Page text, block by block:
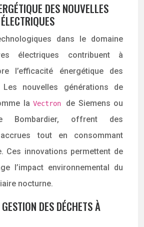
DES NOUVELLES
dans le domaine
électriques contribuent à
l’efficacité énergétique des
nouvelles générations de
la Vectron de Siemens ou
Bombardier, offrent des
tout en consommant
Ces innovations permettent de
l’impact environnemental du
nocturne.
DES DÉCHETS À